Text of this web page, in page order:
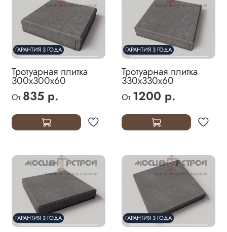
ГАРАНТИЯ 3 ГОДА
Тротуарная плитка
300х300х60
От 835 р.
ГАРАНТИЯ 3 ГОДА
Тротуарная плитка
330х330х60
От 1200 р.
ГАРАНТИЯ 3 ГОДА ГАРАНТИЯ 3 ГОДА